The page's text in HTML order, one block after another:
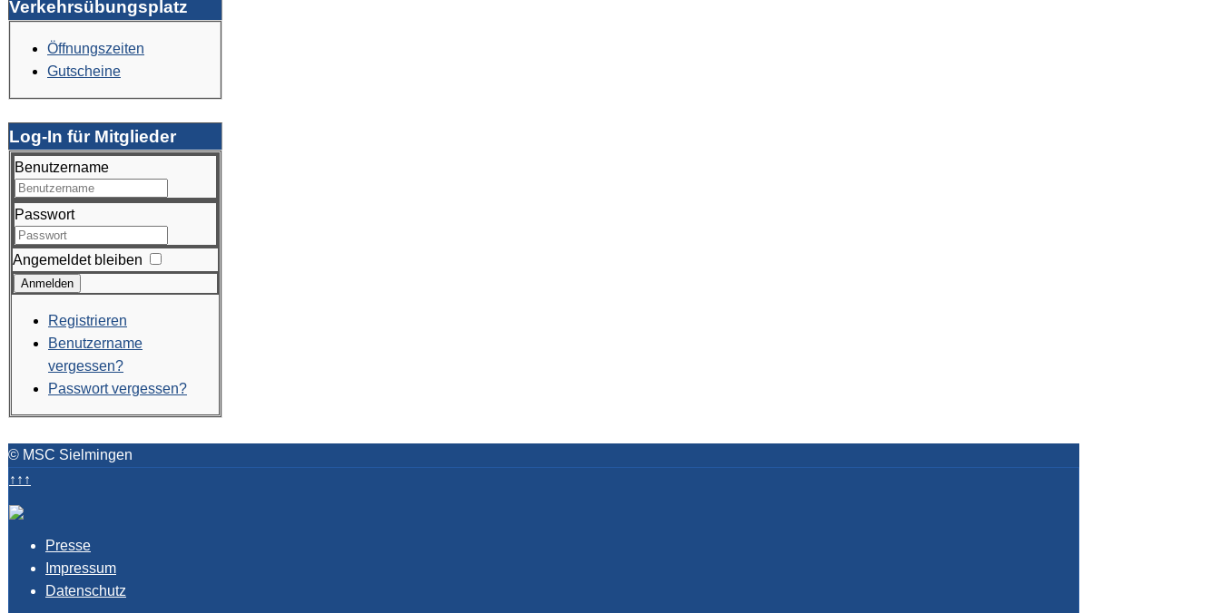
Verkehrsübungsplatz
Öffnungszeiten
Gutscheine
Log-In für Mitglieder
Benutzername
Passwort
Angemeldet bleiben
Anmelden
Registrieren
Benutzername
vergessen?
Passwort vergessen?
© MSC Sielmingen
↑↑↑
Presse
Impressum
Datenschutz